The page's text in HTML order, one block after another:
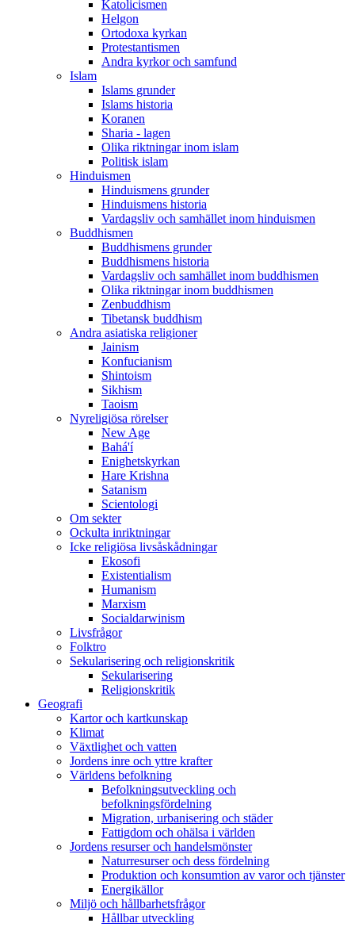
Katolicismen
Helgon
Ortodoxa kyrkan
Protestantismen
Andra kyrkor och samfund
Islam
Islams grunder
Islams historia
Koranen
Sharia - lagen
Olika riktningar inom islam
Politisk islam
Hinduismen
Hinduismens grunder
Hinduismens historia
Vardagsliv och samhället inom hinduismen
Buddhismen
Buddhismens grunder
Buddhismens historia
Vardagsliv och samhället inom buddhismen
Olika riktningar inom buddhismen
Zenbuddhism
Tibetansk buddhism
Andra asiatiska religioner
Jainism
Konfucianism
Shintoism
Sikhism
Taoism
Nyreligiösa rörelser
New Age
Bahá'í
Enighetskyrkan
Hare Krishna
Satanism
Scientologi
Om sekter
Ockulta inriktningar
Icke religiösa livsåskådningar
Ekosofi
Existentialism
Humanism
Marxism
Socialdarwinism
Livsfrågor
Folktro
Sekularisering och religionskritik
Sekularisering
Religionskritik
Geografi
Kartor och kartkunskap
Klimat
Växtlighet och vatten
Jordens inre och yttre krafter
Världens befolkning
Befolkningsutveckling och
befolkningsfördelning
Migration, urbanisering och städer
Fattigdom och ohälsa i världen
Jordens resurser och handelsmönster
Naturresurser och dess fördelning
Produktion och konsumtion av varor och tjänster
Energikällor
Miljö och hållbarhetsfrågor
Hållbar utveckling